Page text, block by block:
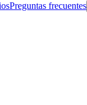
Preguntas frecuentes